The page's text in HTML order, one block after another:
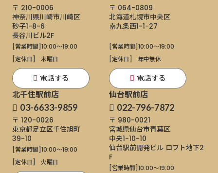
〒 210-0006
神奈川県川崎市川崎区
砂子1-8-6
長谷川ビル2F
[営業時間]10:00～19:00
[定休日]
木曜日
電話する
〒 064-0809
北海道札幌市中央区
南九条西1-1-27
[営業時間]10:00～19:00
[定休日]
年中無休
電話する
北千住駅前店
03-6633-9859
〒 120-0026
東京都足立区千住旭町
39-10
[営業時間]10:00～19:00
[定休日]
火曜日
仙台駅前店
022-796-7872
〒 980-0021
宮城県仙台市青葉区
中央1-10-10
仙台駅前開発ビル ロフト地下2
F
[営業時間]10:00～19:00